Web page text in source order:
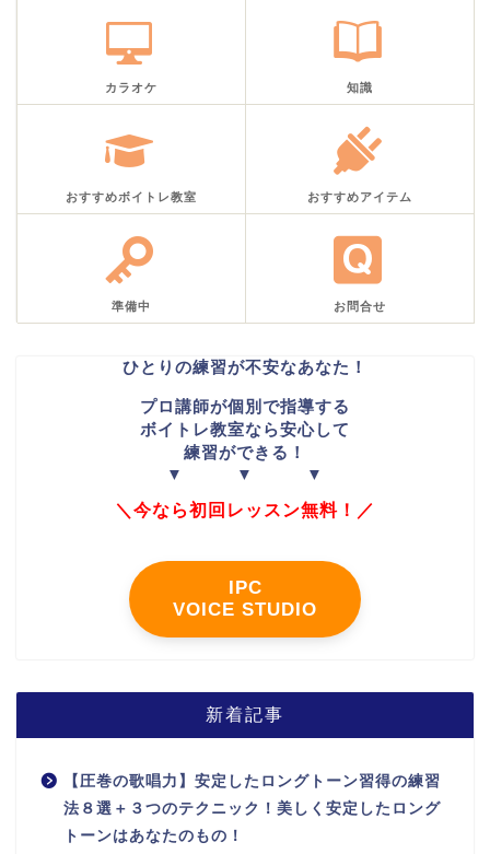
カラオケ 知識
おすすめボイトレ教室 おすすめアイテム
準備中 お問合せ
ひとりの練習が不安なあなた！
プロ講師が個別で指導する
ボイトレ教室なら安心して
練習ができる！
▼ ▼ ▼
＼今なら初回レッスン無料！／
IPC
VOICE STUDIO
新着記事
【圧巻の歌唱力】安定したロングトーン習得の練習
法８選＋３つのテクニック！美しく安定したロング
トーンはあなたのもの！